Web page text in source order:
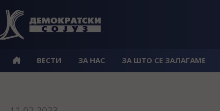
ВЕСТИ ЗА НАС ЗА ШТО СЕ ЗАЛАГАМЕ